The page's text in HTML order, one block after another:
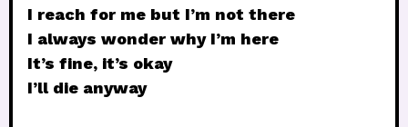
I reach for me but I’m not there
I always wonder why I’m here
It’s fine, it’s okay
I’ll die anyway